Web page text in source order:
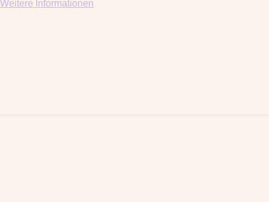
Weitere Informationen